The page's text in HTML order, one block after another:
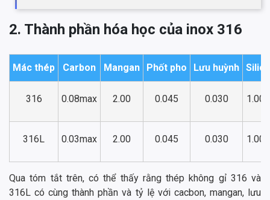
2. Thành phần hóa học của inox 316
Mác thép Carbon Mangan Phốt pho Lưu huỳnh Silic
316 0.08max 2.00 0.045 0.030 1.00
316L 0.03max 2.00 0.045 0.030 1.00
Qua tóm tắt trên, có thể thấy rằng thép không gỉ 316 và
316L có cùng thành phần và tỷ lệ với cacbon, mangan, lưu